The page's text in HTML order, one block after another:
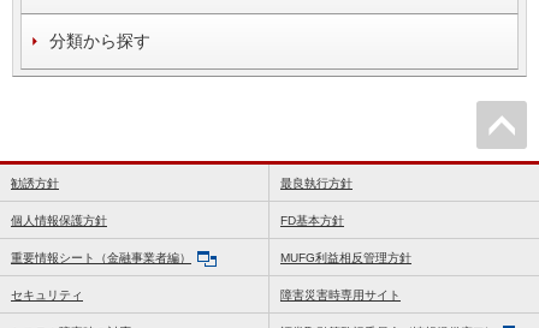
分類から探す
勧誘方針 最良執行方針
個人情報保護方針 FD基本方針
重要情報シート（金融事業者編） MUFG利益相反管理方針
セキュリティ 障害災害時専用サイト